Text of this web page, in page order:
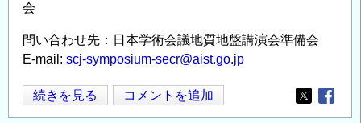
会
問い合わせ先：日本学術会議地質地盤講演会準備会
E-mail: scj-symposium-secr@aist.go.jp
日
本
続きを見る コメントを追加
Opens in